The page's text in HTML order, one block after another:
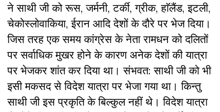
ने साथी जी को रूस, जर्मनी, टर्की, ग्रीक, हाॅलैंड, इटली,
चेकोस्लोवाकिया, ईरान आदि देशों के दौरे पर भेज दिया।
जिस तरह एक समय कांग्रेस के नेता रामधन को दलितों
पर सर्वाधिक मुखर होने के कारण अनेक देशों की यात्रा
पर भेजकर शांत कर दिया था। संभवत: साथी जी को भी
इसी मकसद से विदेश यात्रा पर भेजा गया था। किन्तु
साथी जी इस प्रकृति के बिल्कुल नहीं थे। विदेश यात्रा